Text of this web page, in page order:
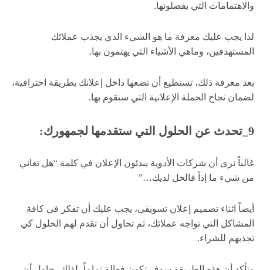
والاهتمامات التي يفضلونها.
لذا يجب عليك معرفة ما هو الشيء الذي يجذب عملائك
المستهدفين، وماهي الأشياء التي يهتمون بها.
بعد معرفة ذلك، تستطيع أن تضعها داخل إعلانك بطريقة احترافية،
لضمان نجاح الحملة الإعلانية التي ستقوم بها.
9_تحدث عن الحلول التي ستقدمها لجمهورك:
غالباً نرى أن شركات الأدوية يبدئون الإعلان في كلمة “هل تعاني
من شيء ما إذاً فالحل لديك…”
أيضاً اثناء تصميم إعلان تسويقي، يجب عليك أن تفكر في كافة
المشاكل التي تواجه عملائك، ثم تحاول أن تقدم لهم الحلول كي
تجذبهم للشراء.